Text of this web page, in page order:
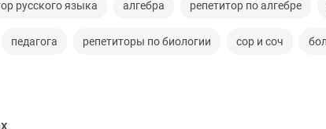
русского языка алгебра репетитор по алгебре
педагога репетиторы по биологии сор и соч